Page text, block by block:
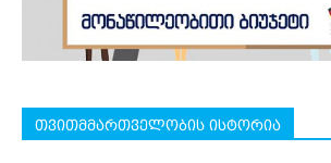
თვითმმართველობის ისტორია